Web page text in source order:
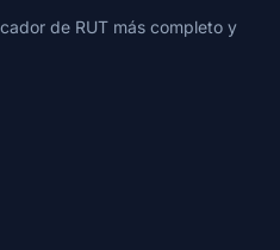
de RUT más completo y